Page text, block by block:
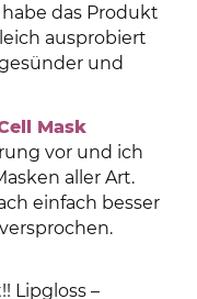
das Produkt
ausprobiert
und
Mask
vor und ich
aller Art.
einfach besser
Lipgloss –